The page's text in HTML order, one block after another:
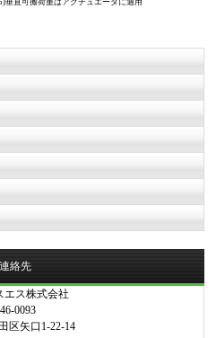
直可搬荷重はアクチュエータに適用
連絡先
エス株式会社
0093
区矢口1-22-14